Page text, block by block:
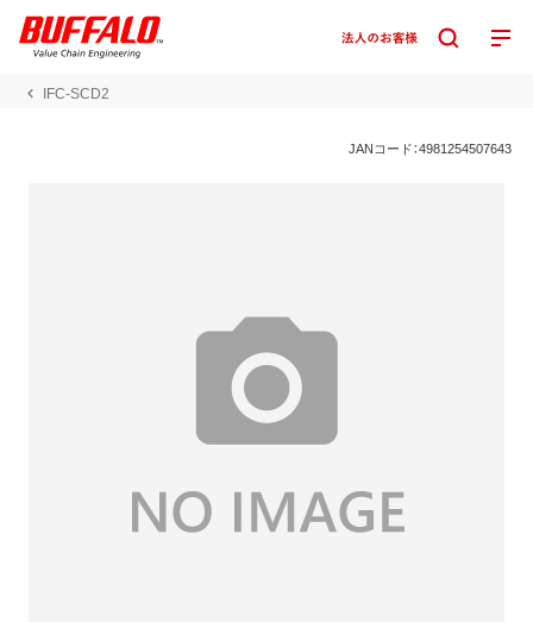
IFC-SCD2
JANコード：4981254507643